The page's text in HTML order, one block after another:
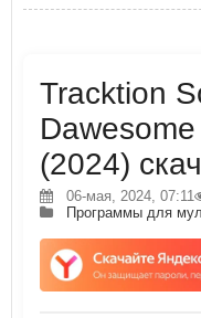
Tracktion
(2024)
06-мая, 2024, 07:11
Программы для